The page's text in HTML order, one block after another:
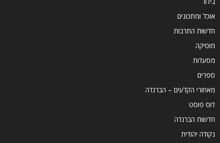
אוכל ומתכונים
חדשות התרבות
מוסיקה
מסעדות
ספרים
מאחורי הקלעים – הברנז'ה
דוס פוסט
חדשות הברנז'ה
נקודה יהודית